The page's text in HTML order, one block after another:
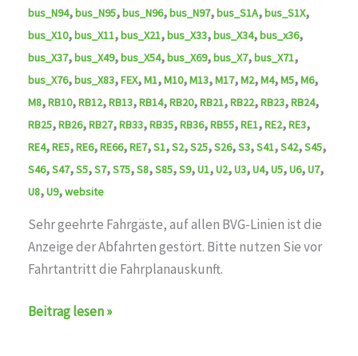
bus_N94,bus_N95,bus_N96,bus_N97,bus_S1A,bus_S1X,
bus_X10,bus_X11,bus_X21,bus_X33,bus_X34,bus_x36,
bus_X37,bus_X49,bus_X54,bus_X69,bus_X7,bus_X71,
bus_X76,bus_X83,FEX,M1,M10,M13,M17,M2,M4,M5,M6,
M8,RB10,RB12,RB13,RB14,RB20,RB21,RB22,RB23,RB24,
RB25,RB26,RB27,RB33,RB35,RB36,RB55,RE1,RE2,RE3,
RE4,RE5,RE6,RE66,RE7,S1,S2,S25,S26,S3,S41,S42,S45,
S46,S47,S5,S7,S75,S8,S85,S9,U1,U2,U3,U4,U5,U6,U7,
U8,U9,website
Sehr geehrte Fahrgäste, auf allen BVG-Linien ist die
Anzeige der Abfahrten gestört. Bitte nutzen Sie vor
Fahrtantritt die Fahrplanauskunft.
Störung
Beitrag lesen »